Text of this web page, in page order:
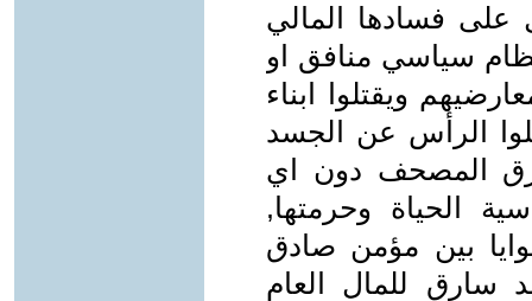
على فسادها المالي
سياسي منافق او
ويقتلوا ابناء
الرأس عن الجسد
المصحف دون اي
الحياة وحرمتها,
بين مؤمن صادق
سارق للمال العام